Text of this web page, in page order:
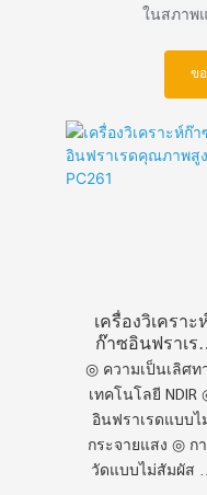
ในสภาพ
ข
เครื่องวิเคราะ
ก๊าซอินฟราเรด
คุณภาพสูง
PC261
◎ ความเป็นเลิศท
เทคโนโลยี NDIR
อินฟราเรดแบบไ
กระจายแสง ◎ ก
วัดแบบไม่สัมผัส